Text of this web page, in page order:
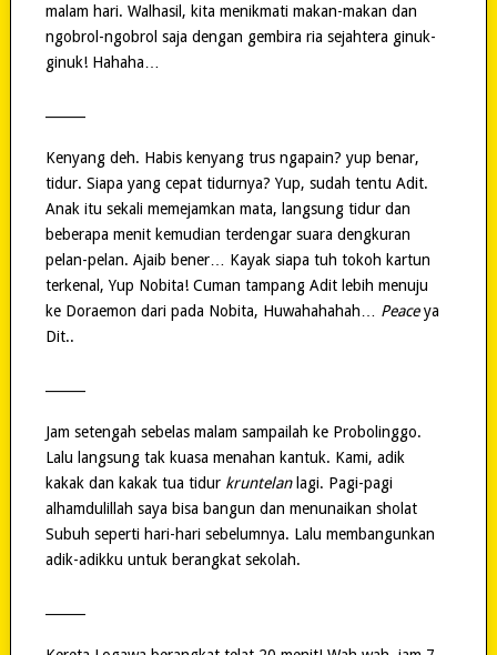
malam hari. Walhasil, kita menikmati makan-makan dan
ngobrol-ngobrol saja dengan gembira ria sejahtera ginuk-
ginuk! Hahaha…
Kenyang deh. Habis kenyang trus ngapain? yup benar,
tidur. Siapa yang cepat tidurnya? Yup, sudah tentu Adit.
Anak itu sekali memejamkan mata, langsung tidur dan
beberapa menit kemudian terdengar suara dengkuran
pelan-pelan. Ajaib bener… Kayak siapa tuh tokoh kartun
terkenal, Yup Nobita! Cuman tampang Adit lebih menuju
ke Doraemon dari pada Nobita, Huwahahahah… Peaceya
Dit..
Jam setengah sebelas malam sampailah ke Probolinggo.
Lalu langsung tak kuasa menahan kantuk. Kami, adik
kakak dan kakak tua tidur kruntelanlagi. Pagi-pagi
alhamdulillah saya bisa bangun dan menunaikan sholat
Subuh seperti hari-hari sebelumnya. Lalu membangunkan
adik-adikku untuk berangkat sekolah.